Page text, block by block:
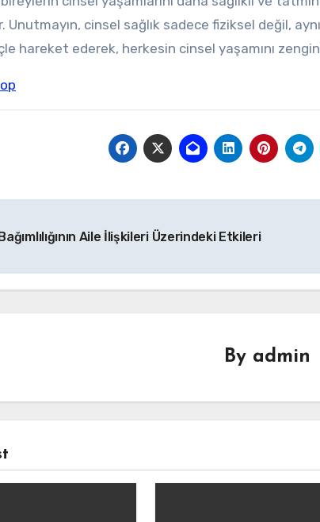
Unutmayın, cinsel sağlık sadece fiziksel değil,
hareket ederek, herkesin cinsel yaşamını
Aile İlişkileri Üzerindeki Etkileri
By admin